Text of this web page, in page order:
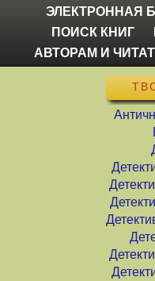
ЭЛЕКТРОННАЯ
ПОИСК КНИГ
АВТОРАМ И